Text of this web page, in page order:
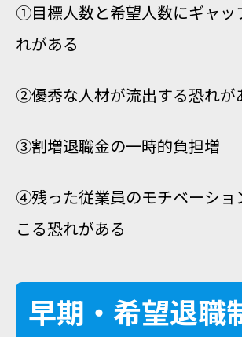
①目標人数と希望人数にギャッ
れがある
②優秀な人材が流出する恐れが
③割増退職金の一時的負担増
④残った従業員のモチベーショ
こる恐れがある
早期・希望退職